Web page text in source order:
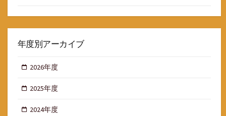
年度別アーカイブ
2026年度
2025年度
2024年度